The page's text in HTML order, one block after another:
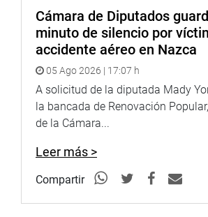
Heraldo:goo.gl/Ty5Tto
Portal: http://www.congreso.gob.pe/
Facebook:https://goo.gl/s5t7XN
Twitter:https://goo.gl/iMywRR
YouTube:https://goo.gl/VBXBNk
fotografia.congreso.gob.pe
Cámara de Diputados
minuto de silencio por
accidente aéreo en Nazca
05 Ago 2026 | 17:07 h
A solicitud de la diputada Mady
la bancada de Renovación
de la Cámara...
Leer más >
Compartir